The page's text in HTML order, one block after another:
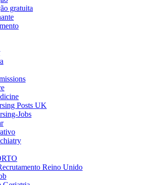
gratuita
Posts UK
Jobs
Reino Unido